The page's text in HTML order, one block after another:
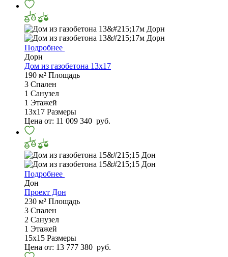
Подробнее
Дорн
Дом из газобетона 13х17
190 м² Площадь
3 Спален
1 Санузел
1 Этажей
13х17 Размеры
Цена от: 11 009 340 руб.
Подробнее
Дон
Проект Дон
230 м² Площадь
3 Спален
2 Санузел
1 Этажей
15х15 Размеры
Цена от: 13 777 380 руб.